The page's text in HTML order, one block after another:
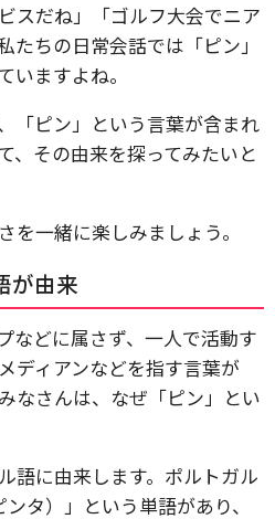
スだね」「ゴルフ大会でニア
たちの日常会話では「ピン」
いますよね。
「ピン」という言葉が含まれ
、その由来を探ってみたいと
を一緒に楽しみましょう。
が由来
などに属さず、一人で活動す
ディアンなどを指す言葉が
なさんは、なぜ「ピン」とい
語に由来します。ポルトガル
タ）」という単語があり、